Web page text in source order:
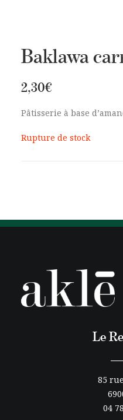
Baklawa
2,30€
Pâtisserie à base
Rupture de stock
Le
85
04